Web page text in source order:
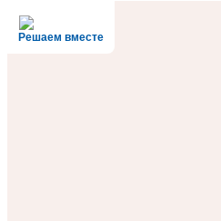
Решаем вместе